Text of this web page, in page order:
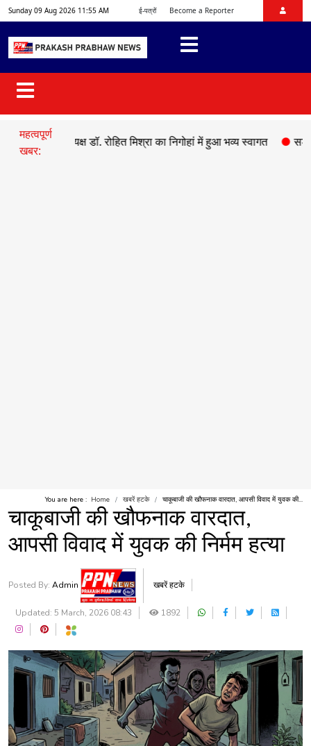
Sunday 09 Aug 2026 11:55 AM ई-पत्रों Become a Reporter
महत्वपूर्ण
खबर:
अध्यक्ष डॉ. रोहित मिश्रा का निगोहां में हुआ भव्य स्वागत ●सड़क हादसे में
You are here : Home खबरें हटके चाकूबाजी की खौफनाक वारदात, आपसी विवाद में युवक की...
चाकूबाजी की खौफनाक वारदात,
आपसी विवाद में युवक की निर्मम हत्या
Posted By: Admin खबरें हटके
Updated: 5 March, 2026 08:43 1892